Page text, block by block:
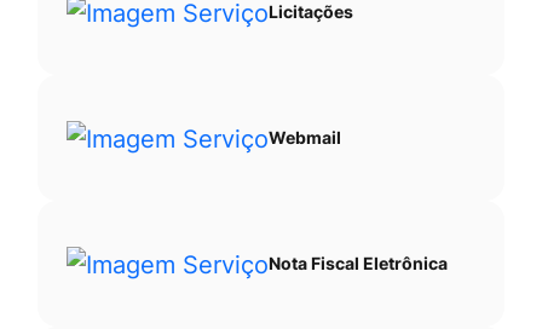
Licitações
Webmail
Nota Fiscal Eletrônica